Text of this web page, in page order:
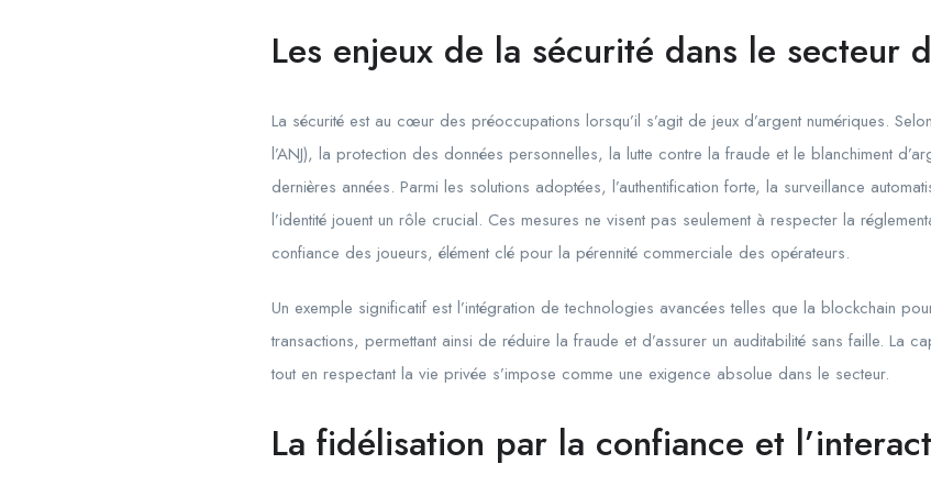
Les enjeux de la sécurité dans le secteur
La sécurité est au cœur des préoccupations lorsqu’il s’agit de jeux d’argent numériques. Selon
l’ANJ), la protection des données personnelles, la lutte contre la fraude et le blanchiment
dernières années. Parmi les solutions adoptées, l’authentification forte, la surveillance
l’identité jouent un rôle crucial. Ces mesures ne visent pas seulement à respecter la
confiance des joueurs, élément clé pour la pérennité commerciale des opérateurs.
Un exemple significatif est l’intégration de technologies avancées telles que la blockchain
transactions, permettant ainsi de réduire la fraude et d’assurer un auditabilité sans faille. La
tout en respectant la vie privée s’impose comme une exigence absolue dans le secteur.
La fidélisation par la confiance et